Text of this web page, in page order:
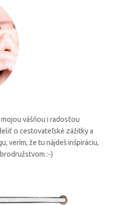
mojou vášňou i radosťou
o cestovateľské zážitky a
verím, že tu nájdeš inšpiráciu,
:-)